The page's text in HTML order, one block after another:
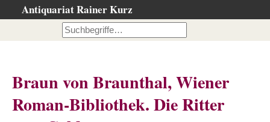
Antiquariat Rainer Kurz
…nach Beschreibung
…nach Kategorie
Braun von Braunthal, Wiener
Roman-Bibliothek. Die Ritter